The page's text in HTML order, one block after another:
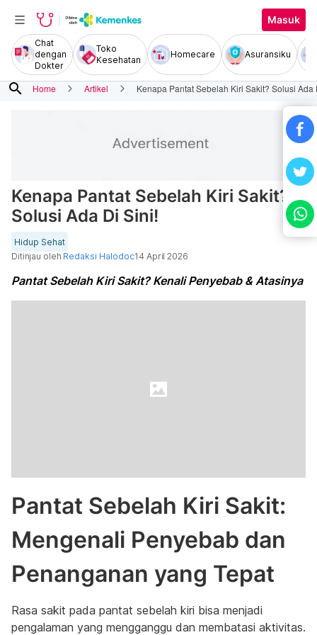
Masuk
Chat
dengan
Dokter
Toko
Kesehatan
Homecare Asuransiku
search Home Artikel Kenapa Pantat Sebelah Kiri Sakit? Solusi Ada
Kenapa Pantat Sebelah Kiri Sakit?
Solusi Ada Di Sini!
Hidup Sehat
Ditinjau oleh Redaksi Halodoc14 April 2026
Pantat Sebelah Kiri Sakit? Kenali Penyebab & Atasinya
Pantat Sebelah Kiri Sakit:
Mengenali Penyebab dan
Penanganan yang Tepat
Rasa sakit pada pantat sebelah kiri bisa menjadi
pengalaman yang mengganggu dan membatasi aktivitas.